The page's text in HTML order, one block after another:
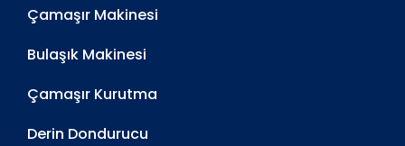
Çamaşır Makinesi
Bulaşık Makinesi
Çamaşır Kurutma
Derin Dondurucu